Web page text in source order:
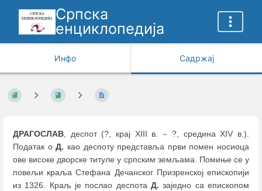
Српска
енциклопедија
Инфо Садржај
ДРАГОСЛАВ, деспот (?, крај XIII в.– ?, средина XIV в.).
Податак оД. као деспоту представља први помен носиоца
ове високе дворске титуле у српским земљама. Помиње се у
повељи краља Стефана Дечанског Призренској епископији
из 1326. Краљ је послао деспота Д. заједно са епископом